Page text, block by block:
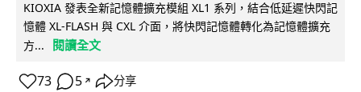
KIOXIA 發表全新記憶體擴充模組 XL1 系列，結合低延遲快閃記
憶體 XL-FLASH 與 CXL 介面，將快閃記憶體轉化為記憶體擴充
方...
閱讀全文
73 5 ↗ 分享